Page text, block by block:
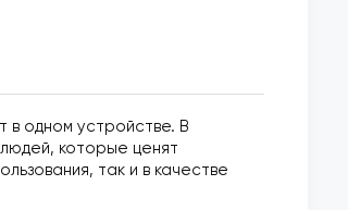
в одном устройстве. В
которые ценят
так и в качестве